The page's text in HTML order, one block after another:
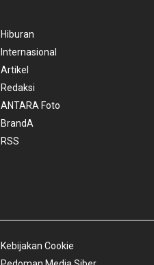
Hiburan
Internasional
Artikel
Redaksi
ANTARA Foto
BrandA
RSS
Kebijakan Cookie